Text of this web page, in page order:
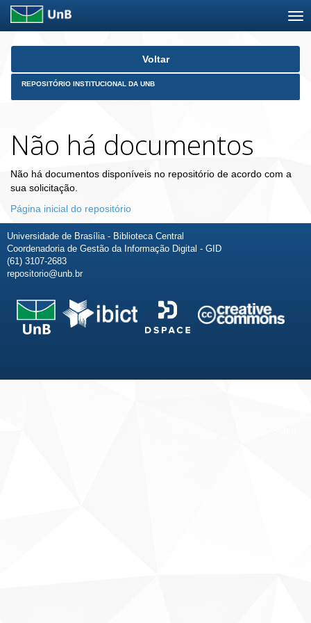
Skip
Voltar
REPOSITÓRIO INSTITUCIONAL DA UNB
Não há documentos
Não há documentos disponíveis no repositório de acordo com a
sua solicitação.
Página inicial do repositório
Universidade de Brasília - Biblioteca Central
Coordenadoria de Gestão da Informação Digital - GID
(61) 3107-2683
repositorio@unb.br